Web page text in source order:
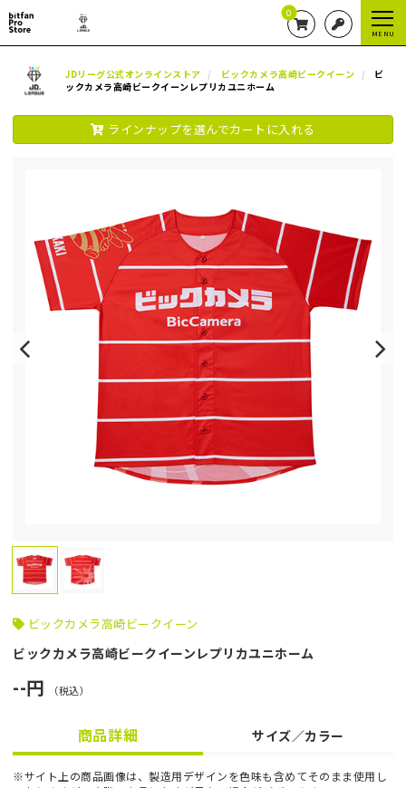
0
MENU
JDリーグ公式オンラインストア ビックカメラ高崎ビークイーン
ビ
ックカメラ高崎ビークイーンレプリカユニホーム
ラインナップを選んでカートに入れる
ビックカメラ高崎ビークイーン
ビックカメラ高崎ビークイーンレプリカユニホーム
--円 （税込）
商品詳細 サイズ／カラー
※サイト上の商品画像は、製造用デザインを色味も含めてそのまま使用し